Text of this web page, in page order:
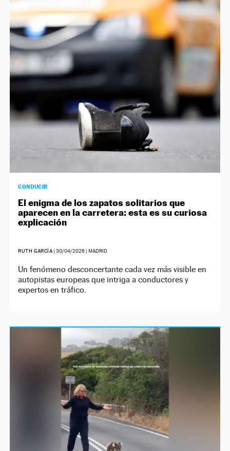
CONDUCIR
El enigma de los zapatos solitarios que
aparecen en la carretera: esta es su curiosa
explicación
RUTH GARCÍA |30/04/2026 | MADRID
Un fenómeno desconcertante cada vez más visible en
autopistas europeas que intriga a conductores y
expertos en tráfico.